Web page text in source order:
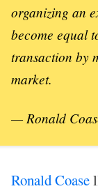
organizing an
become equal
transaction by
market.
— Ronald
Ronald Coase